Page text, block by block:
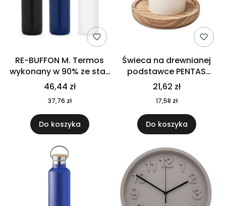
RE-BUFFON M. Termos
wykonany w 90% ze stali
nierdzewnej
pochodzącej z
recyklingu 520 ml 94294
46,44 zł
37,76 zł
Do koszyka
Świeca na drewnianej
podstawce PENTAS
MO6282-40
21,62 zł
17,58 zł
Do koszyka